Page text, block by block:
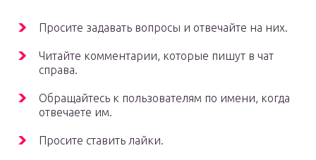
Просите задавать вопросы и отвечайте на них.
Читайте комментарии, которые пишут в чат
справа.
Обращайтесь к пользователям по имени, когда
отвечаете им.
Просите ставить лайки.